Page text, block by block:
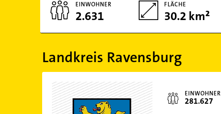
EINWOHNER
2.631
FLÄCHE
30.2 km²
Landkreis Ravensburg
EINWOHNER
281.627